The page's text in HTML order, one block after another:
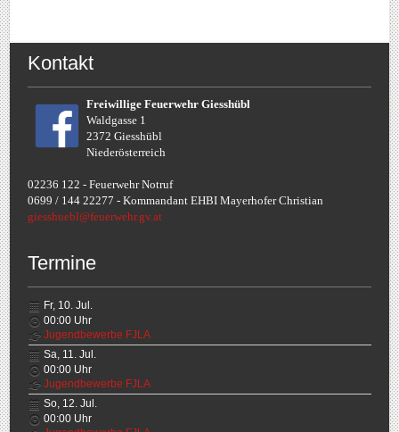
Kontakt
Freiwillige Feuerwehr Giesshübl
Waldgasse 1
2372 Giesshübl
Niederösterreich
02236 122 - Feuerwehr Notruf
0699 / 144 22277 - Kommandant EHBI Mayerhofer Christian
giesshuebl@feuerwehr.gv.at
Termine
Fr, 10. Jul.
00:00 Uhr
Jugendbewerbe FJLA
Sa, 11. Jul.
00:00 Uhr
Jugendbewerbe FJLA
So, 12. Jul.
00:00 Uhr